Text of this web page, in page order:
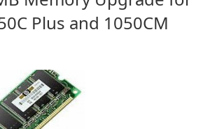
Plus and 1050CM